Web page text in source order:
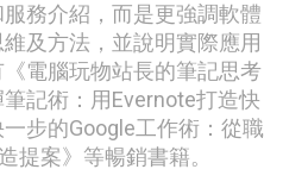
務介紹，而是更強調軟體
及方法，並說明實際應用
電腦玩物站長的筆記思考
記術：用Evernote打造快
步的Google工作術：從職
提案》等暢銷書籍。